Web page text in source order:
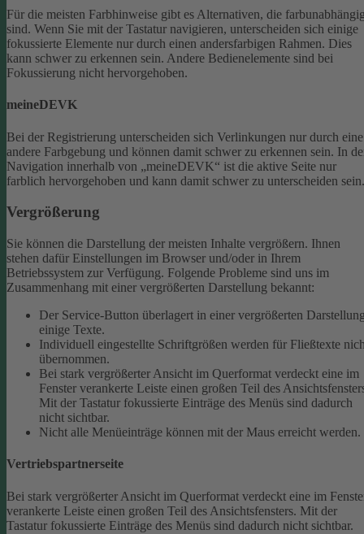
Für die meisten Farbhinweise gibt es Alternativen, die
sind. Wenn Sie mit der Tastatur navigieren, unterscheiden sich einige
fokussierte Elemente nur durch einen andersfarbigen Rahmen. Dies
kann schwer zu erkennen sein. Andere Bedienelemente sind bei
Fokussierung nicht hervorgehoben.
meineDEVK
Bei der Registrierung unterscheiden sich Verlinkungen nur durch eine
andere Farbgebung und können damit schwer zu erkennen sein. In
Navigation innerhalb von „meineDEVK“ ist die aktive Seite nur
farblich hervorgehoben und kann damit schwer zu unterscheiden sein.
Vergrößerung
Sie können die Darstellung der meisten Inhalte vergrößern. Ihnen
stehen dafür Einstellungen im Browser und/oder in Ihrem
Betriebssystem zur Verfügung. Folgende Probleme sind uns im
Zusammenhang mit einer vergrößerten Darstellung bekannt:
Der Service-Button überlagert in einer vergrößerten
einige Texte.
Individuell eingestellte Schriftgrößen werden für Fließtexte
übernommen.
Bei stark vergrößerter Ansicht im Querformat verdeckt eine im
Fenster verankerte Leiste einen großen Teil des
Mit der Tastatur fokussierte Einträge des Menüs sind dadurch
nicht sichtbar.
Nicht alle Menüeinträge können mit der Maus erreicht werden.
Vertriebspartnerseite
Bei stark vergrößerter Ansicht im Querformat verdeckt eine im
verankerte Leiste einen großen Teil des Ansichtsfensters. Mit der
Tastatur fokussierte Einträge des Menüs sind dadurch nicht sichtbar.